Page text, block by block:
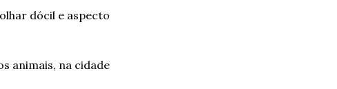
dócil e aspecto
animais, na cidade